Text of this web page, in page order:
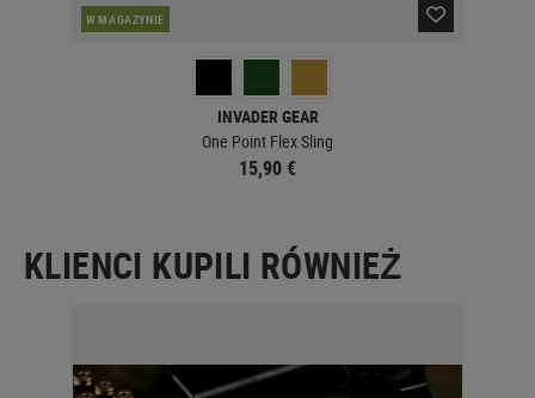
W MAGAZYNIE
INVADER GEAR
One Point Flex Sling
15,90 €
KLIENCI KUPILI RÓWNIEŻ